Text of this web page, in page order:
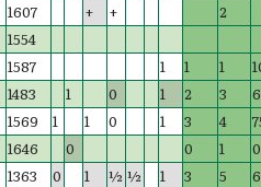
1607 + +
2
1554
1587 1 1 1
1483 1 0 1 2 3
1569 1 1 0 1 3 4
1646 0 0 1
0
1363 0 1 ½ ½ 1 3 5